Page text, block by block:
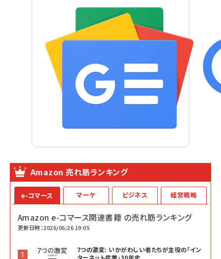
Amazon 売れ筋ランキング
e-コマース
Amazon e-コマース関連書籍 の売れ筋ランキング
更新日時：2026/06/26 19:05
7つの激変: いかがわしい者たちが主役の「イン
ターネット産業」30年史
マーケ ビジネス 経営戦略